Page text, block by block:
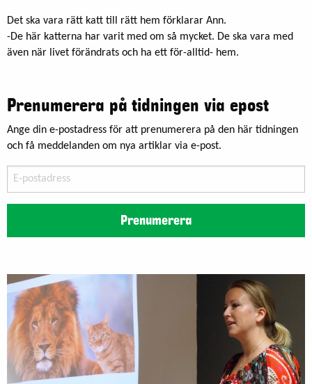
Det ska vara rätt katt till rätt hem förklarar Ann.
-De här katterna har varit med om så mycket. De ska vara med
även när livet förändrats och ha ett för-alltid- hem.
Prenumerera på tidningen via epost
Ange din e-postadress för att prenumerera på den här tidningen
och få meddelanden om nya artiklar via e-post.
postadress
Prenumerera